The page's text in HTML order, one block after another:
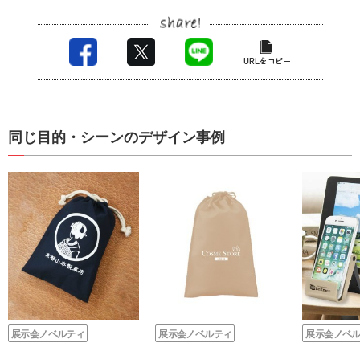
同じ目的・シーンのデザイン事例
展示会ノベルティ 展示会ノベルティ 展示会ノベ